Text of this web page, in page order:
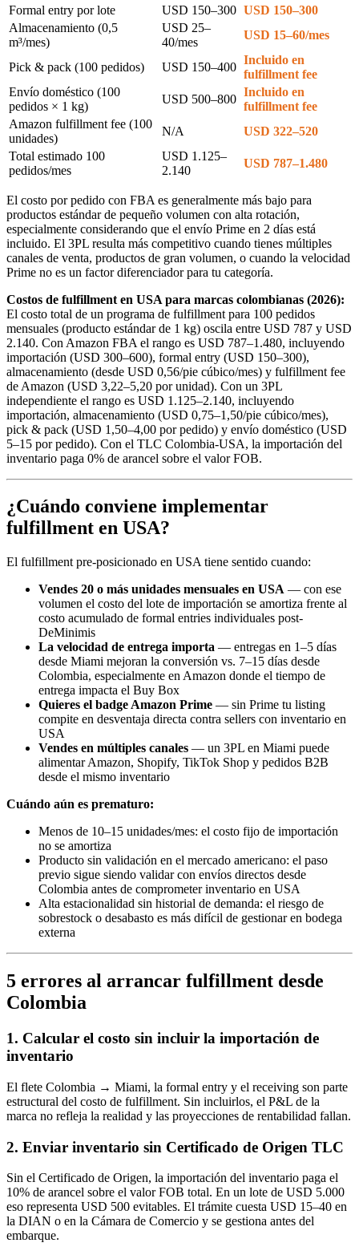
Formal entry por lote
USD 150–300 USD 150–300
Almacenamiento (0,5
m³/mes)
USD 25–
40/mes
USD 15–60/mes
Pick & pack (100 pedidos) USD 150–400
Incluido en
fulfillment fee
Envío doméstico (100
pedidos × 1 kg)
USD 500–800
Incluido en
fulfillment fee
Amazon fulfillment fee (100
unidades)
N/A
USD 322–520
Total estimado 100
pedidos/mes
USD 1.125–
2.140
USD 787–1.480
El costo por pedido con FBA es generalmente más bajo para
productos estándar de pequeño volumen con alta rotación,
especialmente considerando que el envío Prime en 2 días está
incluido. El 3PL resulta más competitivo cuando tienes múltiples
canales de venta, productos de gran volumen, o cuando la velocidad
Prime no es un factor diferenciador para tu categoría.
Costos de fulfillment en USA para marcas colombianas (2026):
El costo total de un programa de fulfillment para 100 pedidos
mensuales (producto estándar de 1 kg) oscila entre USD 787 y USD
2.140. Con Amazon FBA el rango es USD 787–1.480, incluyendo
importación (USD 300–600), formal entry (USD 150–300),
almacenamiento (desde USD 0,56/pie cúbico/mes) y fulfillment fee
de Amazon (USD 3,22–5,20 por unidad). Con un 3PL
independiente el rango es USD 1.125–2.140, incluyendo
importación, almacenamiento (USD 0,75–1,50/pie cúbico/mes),
pick & pack (USD 1,50–4,00 por pedido) y envío doméstico (USD
5–15 por pedido). Con el TLC Colombia-USA, la importación del
inventario paga 0% de arancel sobre el valor FOB.
¿Cuándo conviene implementar
fulfillment en USA?
El fulfillment pre-posicionado en USA tiene sentido cuando:
Vendes 20 o más unidades mensuales en USA — con ese
volumen el costo del lote de importación se amortiza frente al
costo acumulado de formal entries individuales post-
DeMinimis
La velocidad de entrega importa — entregas en 1–5 días
desde Miami mejoran la conversión vs. 7–15 días desde
Colombia, especialmente en Amazon donde el tiempo de
entrega impacta el Buy Box
Quieres el badge Amazon Prime — sin Prime tu listing
compite en desventaja directa contra sellers con inventario en
USA
Vendes en múltiples canales — un 3PL en Miami puede
alimentar Amazon, Shopify, TikTok Shop y pedidos B2B
desde el mismo inventario
Cuándo aún es prematuro:
Menos de 10–15 unidades/mes: el costo fijo de importación
no se amortiza
Producto sin validación en el mercado americano: el paso
previo sigue siendo validar con envíos directos desde
Colombia antes de comprometer inventario en USA
Alta estacionalidad sin historial de demanda: el riesgo de
sobrestock o desabasto es más difícil de gestionar en bodega
externa
5 errores al arrancar fulfillment desde
Colombia
1. Calcular el costo sin incluir la importación de
inventario
El flete Colombia → Miami, la formal entry y el receiving son parte
estructural del costo de fulfillment. Sin incluirlos, el P&L de la
marca no refleja la realidad y las proyecciones de rentabilidad fallan.
2. Enviar inventario sin Certificado de Origen TLC
Sin el Certificado de Origen, la importación del inventario paga el
10% de arancel sobre el valor FOB total. En un lote de USD 5.000
eso representa USD 500 evitables. El trámite cuesta USD 15–40 en
la DIAN o en la Cámara de Comercio y se gestiona antes del
embarque.